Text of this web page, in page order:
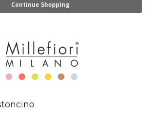
Continue Shopping